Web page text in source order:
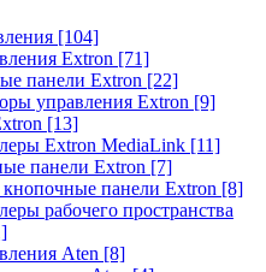
[104]
Extron [71]
панели Extron [22]
управления Extron [9]
[13]
Extron MediaLink [11]
панели Extron [7]
панели Extron [8]
рабочего пространства
Aten [8]